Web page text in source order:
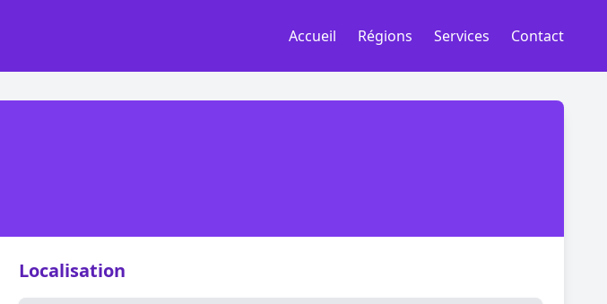
Accueil Régions Services Contact
Localisation